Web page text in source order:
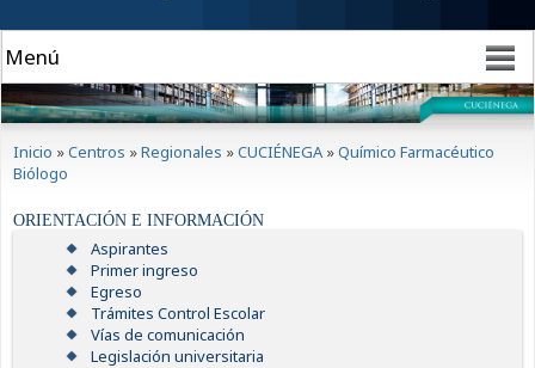
Inicio »Centros »Regionales »CUCIÉNEGA »Químico Farmacéutico
Biólogo
ORIENTACIÓN E INFORMACIÓN
Aspirantes
Primer ingreso
Egreso
Trámites Control Escolar
Vías de comunicación
Legislación universitaria